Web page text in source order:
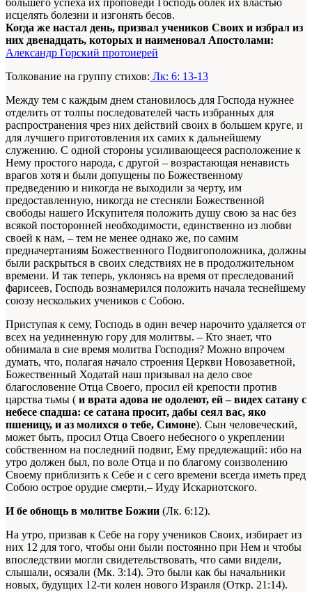
большего успеха их проповеди Господь облек их властью
исцелять болезни и изгонять бесов.
Когда же настал день, призвал учеников Своих и избрал из
них двенадцать, которых и наименовал Апостолами:
Александр Горский протоиерей
Толкование на группу стихов: Лк: 6: 13-13
Между тем с каждым днем становилось для Господа нужнее
отделить от толпы последователей часть избранных для
распространения чрез них действий своих в большем круге, и
для лучшего приготовления их самих к дальнейшему
служению. С одной стороны усиливающееся расположение к
Нему простого народа, с другой – возрастающая ненависть
врагов хотя и были допущены по Божественному
предведению и никогда не выходили за черту, им
предоставленную, никогда не стесняли Божественной
свободы нашего Искупителя положить душу свою за нас без
всякой посторонней необходимости, единственно из любви
своей к нам, – тем не менее однако же, по самим
предначертаниям Божественного Подвигоположника, должны
были раскрыться в своих следствиях не в продолжительном
времени. И так теперь, уклонясь на время от преследований
фарисеев, Господь вознамерился положить начала теснейшему
союзу нескольких учеников с Собою.
Приступая к сему, Господь в один вечер нарочито удаляется от
всех на уединенную гору для молитвы. – Кто знает, что
обнимала в сие время молитва Господня? Можно впрочем
думать, что, полагая начало строения Церкви Новозаветной,
Божественный Ходатай наш призывал на дело свое
благословение Отца Своего, просил ей крепости против
царства тьмы ( и врата адова не одолеют, ей – видех сатану с
небесе спадша: се сатана просит, дабы сеял вас, яко
пшеницу, и аз молихся о тебе, Симоне). Сын человеческий,
может быть, просил Отца Своего небесного о укреплении
собственном на последний подвиг, Ему предлежащий: ибо на
утро должен был, по воле Отца и по благому соизволению
Своему приблизить к Себе и с сего времени всегда иметь пред
Собою острое орудие смерти,– Иуду Искариотского.
И бе обнощь в молитве Божии (Лк. 6:12).
На утро, призвав к Себе на гору учеников Своих, избирает из
них 12 для того, чтобы они были постоянно при Нем и чтобы
впоследствии могли свидетельствовать, что сами видели,
слышали, осязали (Мк. 3:14). Это были как бы начальники
новых, будущих 12-ти колен нового Израиля (Откр. 21:14).